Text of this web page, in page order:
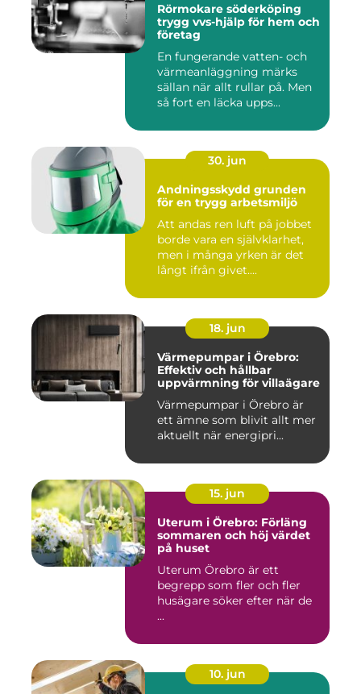
Rörmokare söderköping
trygg vvs-hjälp för hem och
företag
En fungerande vatten- och
värmeanläggning märks
sällan när allt rullar på. Men
så fort en läcka upps...
30. jun
Andningsskydd grunden
för en trygg arbetsmiljö
Att andas ren luft på jobbet
borde vara en självklarhet,
men i många yrken är det
långt ifrån givet....
18. jun
Värmepumpar i Örebro:
Effektiv och hållbar
uppvärmning för villaägare
Värmepumpar i Örebro är
ett ämne som blivit allt mer
aktuellt när energipri...
15. jun
Uterum i Örebro: Förläng
sommaren och höj värdet
på huset
Uterum Örebro är ett
begrepp som fler och fler
husägare söker efter när de
...
10. jun